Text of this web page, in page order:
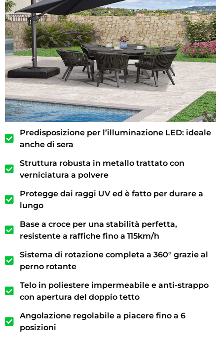
Predisposizione per l’illuminazione LED: ideale
anche di sera
Struttura robusta in metallo trattato con
verniciatura a polvere
Protegge dai raggi UV ed è fatto per durare a
lungo
Base a croce per una stabilità perfetta,
resistente a raffiche fino a 115km/h
Sistema di rotazione completa a 360° grazie al
perno rotante
Telo in poliestere impermeabile e anti-strappo
con apertura del doppio tetto
Angolazione regolabile a piacere fino a 6
posizioni